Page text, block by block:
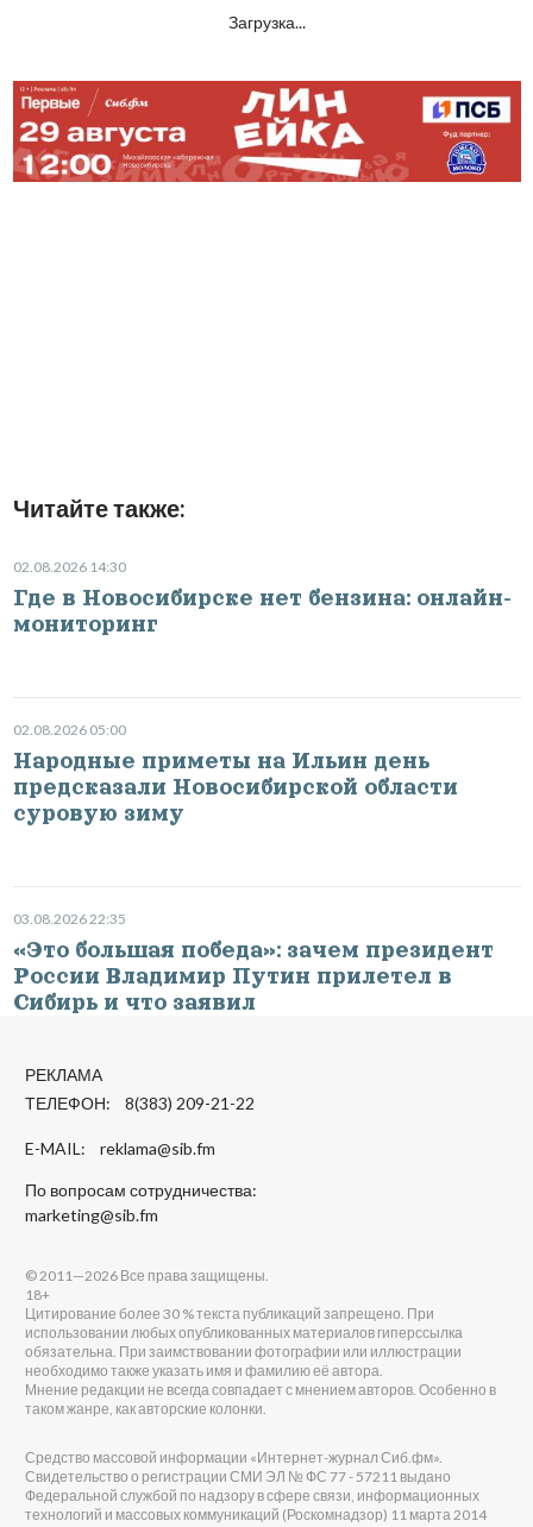
Загрузка...
Читайте также:
02.08.2026 14:30
Где в Новосибирске нет бензина: онлайн-
мониторинг
02.08.2026 05:00
Народные приметы на Ильин день
предсказали Новосибирской области
суровую зиму
03.08.2026 22:35
«Это большая победа»: зачем президент
России Владимир Путин прилетел в
Сибирь и что заявил
РЕКЛАМА
ТЕЛЕФОН: 8(383) 209-21-22
E-MAIL: reklama@sib.fm
По вопросам сотрудничества:
marketing@sib.fm
© 2011—2026 Все права защищены.
18+
Цитирование более 30 % текста публикаций запрещено. При
использовании любых опубликованных материалов гиперссылка
обязательна. При заимствовании фотографии или иллюстрации
необходимо также указать имя и фамилию её автора.
Мнение редакции не всегда совпадает с мнением авторов. Особенно в
таком жанре, как авторские колонки.
Средство массовой информации «Интернет-журнал Сиб.фм».
Свидетельство о регистрации СМИ ЭЛ № ФС 77 - 57211 выдано
Федеральной службой по надзору в сфере связи, информационных
технологий и массовых коммуникаций (Роскомнадзор) 11 марта 2014